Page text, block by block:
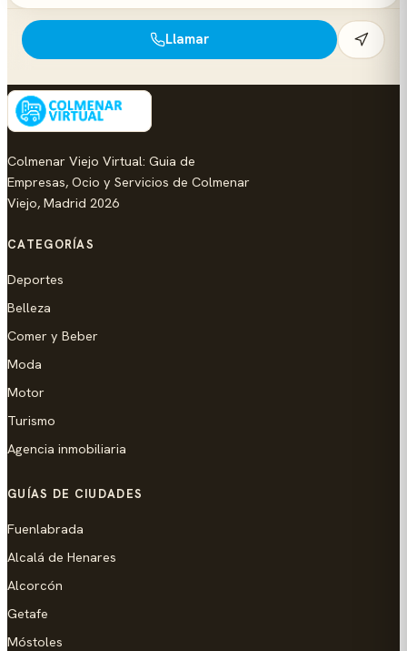
Llamar
Colmenar Viejo Virtual: Guia de
Empresas, Ocio y Servicios de Colmenar
Viejo, Madrid 2026
CATEGORÍAS
Deportes
Belleza
Comer y Beber
Moda
Motor
Turismo
Agencia inmobiliaria
GUÍAS DE CIUDADES
Fuenlabrada
Alcalá de Henares
Alcorcón
Getafe
Móstoles